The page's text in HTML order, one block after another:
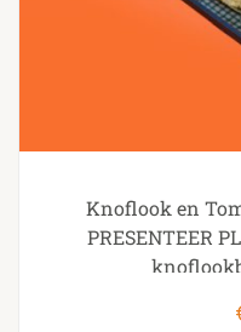
Knoflook en
PRESENTEER